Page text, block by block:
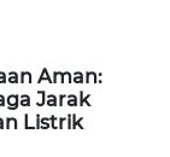
Aman:
Jarak
Listrik